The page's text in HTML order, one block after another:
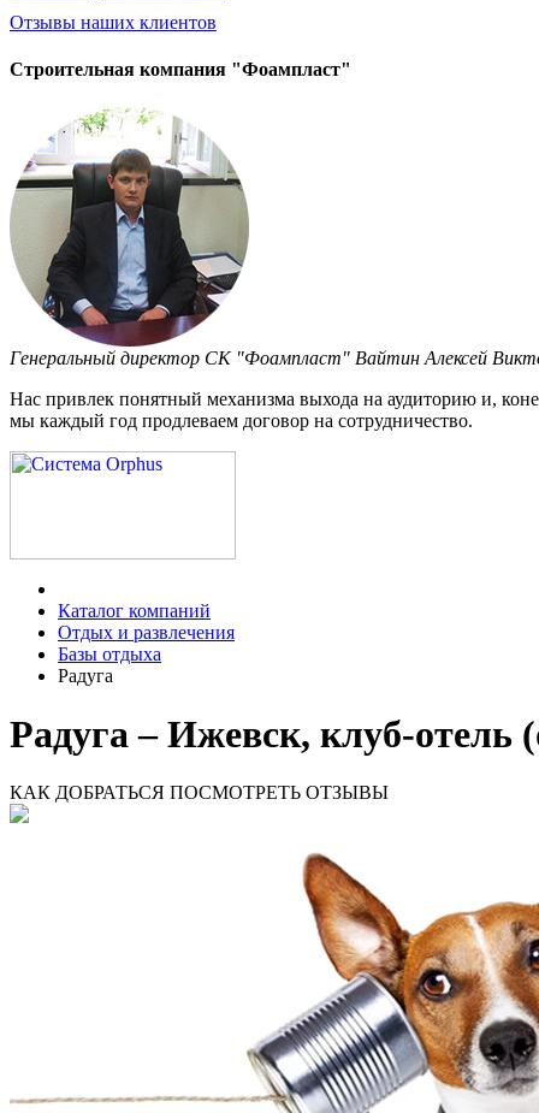
Отзывы наших клиентов
Строительная компания "Фоампласт"
Генеральный директор СК "Фоампласт" Вайтин Алексей
Нас привлек понятный механизма выхода на аудиторию и,
мы каждый год продлеваем договор на сотрудничество.
Каталог компаний
Отдых и развлечения
Базы отдыха
Радуга
Радуга – Ижевск, клуб-отель
КАК ДОБРАТЬСЯ ПОСМОТРЕТЬ ОТЗЫВЫ